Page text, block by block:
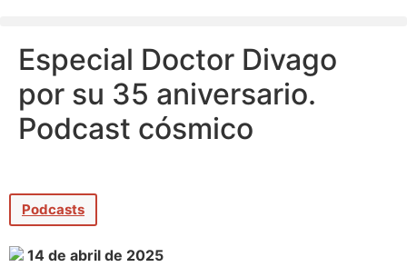
Especial Doctor Divago
por su 35 aniversario.
Podcast cósmico
Podcasts
14 de abril de 2025